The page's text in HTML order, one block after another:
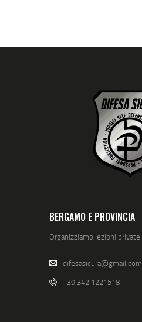
BERGAMO E PROVINCIA
Organizziamo lezioni private
difesasicura@gmail.com
+39 342 1221518